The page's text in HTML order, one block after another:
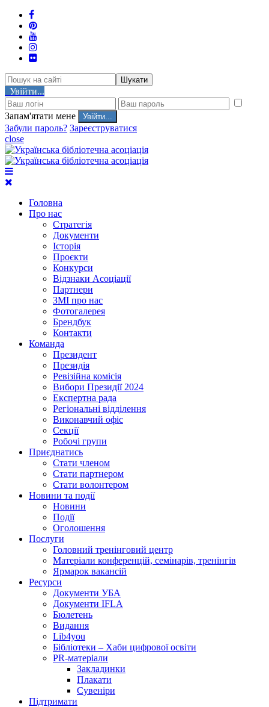
Шукати
Увійти...
Запам'ятати мене
Забули пароль? Зареєструватися
close
Головна
Про нас
Стратегія
Документи
Історія
Проєкти
Конкурси
Відзнаки Асоціації
Партнери
ЗМІ про нас
Фотогалерея
Брендбук
Контакти
Команда
Президент
Президія
Ревізійна комісія
Вибори Президії 2024
Експертна рада
Регіональні відділення
Виконавчий офіс
Секції
Робочі групи
Приєднатись
Стати членом
Стати партнером
Стати волонтером
Новини та події
Новини
Події
Оголошення
Послуги
Головний тренінговий центр
Матеріали конференцій, семінарів, тренінгів
Ярмарок вакансій
Ресурси
Документи УБА
Документи IFLA
Бюлетень
Видання
Lib4you
Бібліотеки – Хаби цифрової освіти
PR-матеріали
Закладинки
Плакати
Сувеніри
Підтримати